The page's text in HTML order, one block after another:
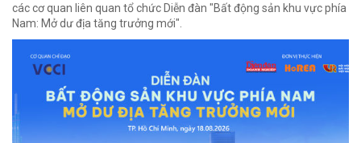
các cơ quan liên quan tổ chức Diễn đàn "Bất động sản khu vực phía
Nam: Mở dư địa tăng trưởng mới".